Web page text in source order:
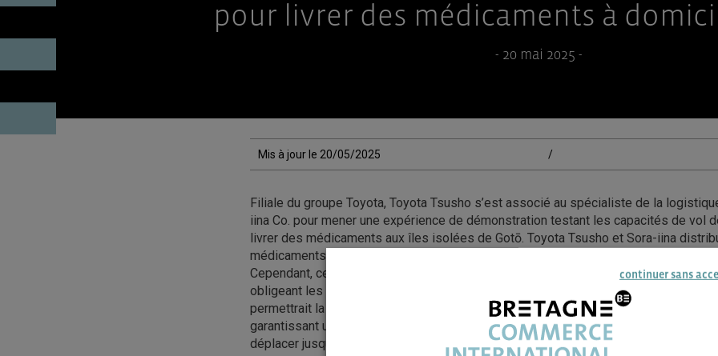
pour livrer des médicaments à
- 20 mai 2025 -
Mis à jour le 20/05/2025 /
Filiale du groupe Toyota, Toyota Tsusho s’est associé au spécialiste de la
iina Co. pour mener une expérience de démonstration testant les capacités de vol
livrer des médicaments aux îles isolées de Gotō. Toyota Tsusho et Sora-iina
médicaments sur ordonnance et d’autres fournitures sur ces îles isolées par
Cependant, ces vols étaient considérés comme de niveau 3 et effectués par
obligeant les patients à récupérer leurs médicaments dans un port dédié. Le vol de
permettrait la livraison à domicile, réduisant considérablement la difficulté de
garantissant un service rapide aux patients, souvent âgés, qui peuvent avoir des
déplacer jusqu’à un point de retrait.
continuer sans